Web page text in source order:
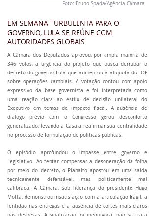
Foto: Bruno Spada/Agência Câmara
EM SEMANA TURBULENTA PARA O
GOVERNO, LULA SE REÚNE COM
AUTORIDADES GLOBAIS
A Câmara dos Deputados aprovou, por ampla maioria de
346 votos, a urgência do projeto que busca derrubar o
decreto do governo Lula que aumentou a alíquota do IOF
sobre operações cambiais. A votação contou com apoio
expressivo da base governista e foi interpretada como
uma reação clara ao estilo de decisão unilateral do
Executivo em temas de impacto fiscal. A ausência de
diálogo prévio com o Congresso gerou desconforto
generalizado, levando a Casa a reafirmar sua centralidade
no processo de formulação de políticas públicas.
O episódio aprofundou o impasse entre governo e
Legislativo. Ao tentar compensar a desoneração da folha
por meio do decreto, o Planalto apostou em uma saída
tecnicamente defensável, mas politicamente mal
calibrada. A Câmara, sob liderança do presidente Hugo
Motta, demonstrou insatisfação com a articulação frágil, a
lentidão nas entregas e a ausência de cortes mais claros